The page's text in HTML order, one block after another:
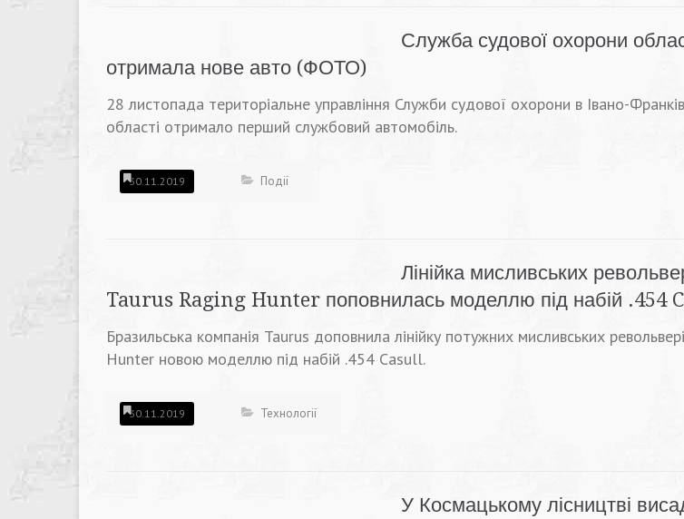
Служба судової охорони
отримала нове авто (ФОТО)
28 листопада територіальне управління Служби судової охорони в Івано-
області отримало перший службовий автомобіль.
30.11.2019 Події
Лінійка мисливських
Taurus Raging Hunter поповнилась моделлю під набій .454
Бразильська компанія Taurus доповнила лінійку потужних мисливських
Hunter новою моделлю під набій .454 Casull.
30.11.2019 Технології
У Космацькому лісництві